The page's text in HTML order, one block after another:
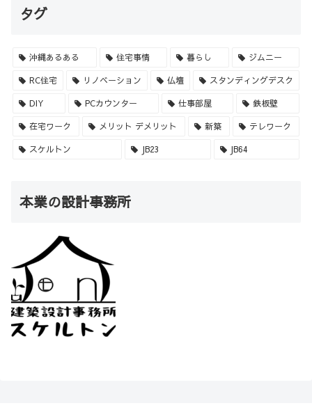
タグ
沖縄あるある 住宅事情 暮らし ジムニー
RC住宅 リノベーション 仏壇 スタンディングデスク
DIY PCカウンター 仕事部屋 鉄板壁
在宅ワーク メリット デメリット 新築 テレワーク
スケルトン JB23 JB64
本業の設計事務所